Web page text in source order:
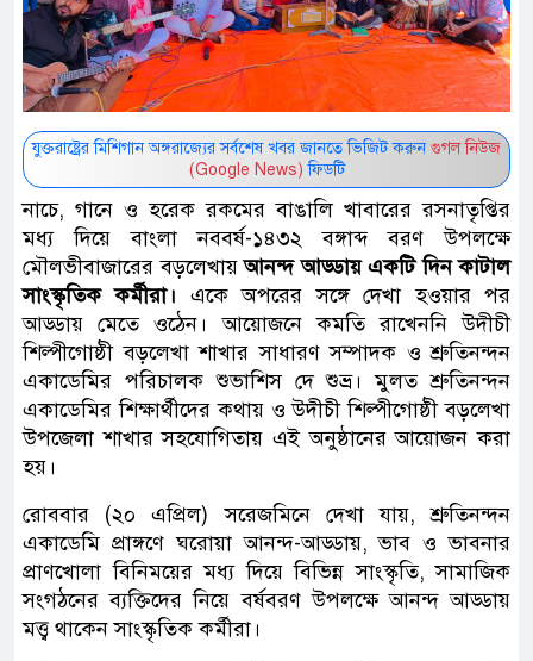
যুক্তরাষ্ট্রের মিশিগান অঙ্গরাজ্যের সর্বশেষ খবর জানতে ভিজিট করুন গুগল নিউজ
(Google News) ফিডটি
নাচে, গানে ও হরেক রকমের বাঙালি খাবারের রসনাতৃপ্তির
মধ্য দিয়ে বাংলা নববর্ষ-১৪৩২ বঙ্গাব্দ বরণ উপলক্ষে
মৌলভীবাজারের বড়লেখায়আনন্দ আড্ডায় একটি দিন কাটাল
সাংস্কৃতিক কর্মীরা। একে অপরের সঙ্গে দেখা হওয়ার পর
আড্ডায় মেতে ওঠেন। আয়োজনে কমতি রাখেননি উদীচী
শিল্পীগোষ্ঠী বড়লেখা শাখার সাধারণ সম্পাদক ও শ্রুতিনন্দন
একাডেমির পরিচালক শুভাশিস দে শুভ্র। মুলত শ্রুতিনন্দন
একাডেমির শিক্ষার্থীদের কথায় ও উদীচী শিল্পীগোষ্ঠী বড়লেখা
উপজেলা শাখার সহযোগিতায় এই অনুষ্ঠানের আয়োজন করা
হয়।
রোববার (২০ এপ্রিল) সরেজমিনে দেখা যায়, শ্রুতিনন্দন
একাডেমি প্রাঙ্গণে ঘরোয়া আনন্দ-আড্ডায়, ভাব ও ভাবনার
প্রাণখোলা বিনিময়ের মধ্য দিয়ে বিভিন্ন সাংস্কৃতি, সামাজিক
সংগঠনের ব্যক্তিদের নিয়ে বর্ষবরণ উপলক্ষে আনন্দ আড্ডায়
মত্ত্ব থাকেন সাংস্কৃতিক কর্মীরা।